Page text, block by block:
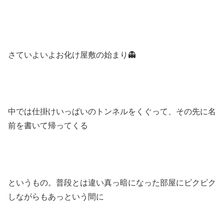
さていよいよお化け屋敷の始まり👻
中では仕掛けいっぱいのトンネルをくぐって、その先に名
前を書いて帰ってくる
というもの。普段とは違い真っ暗になった部屋にビクビク
しながらもあっという間に